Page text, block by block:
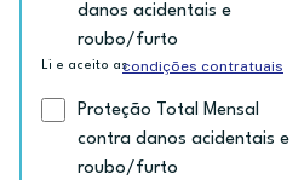
danos acidentais e
roubo/furto
Li e aceito ascondições contratuais
Proteção Total Mensal
contra danos acidentais e
roubo/furto